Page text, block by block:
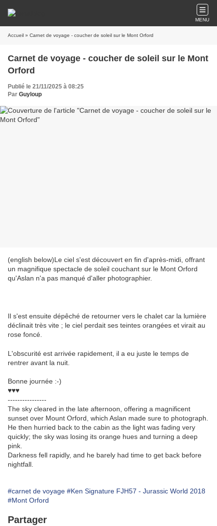
MENU
Accueil » Carnet de voyage - coucher de soleil sur le Mont Orford
Carnet de voyage - coucher de soleil sur le Mont
Orford
Publié le 21/11/2025 à 08:25
Par Guyloup
(english below)Le ciel s'est découvert en fin d'après-midi, offrant
un magnifique spectacle de soleil couchant sur le Mont Orford
qu'Aslan n'a pas manqué d'aller photographier.
Il s'est ensuite dépêché de retourner vers le chalet car la lumière
déclinait très vite ; le ciel perdait ses teintes orangées et virait au
rose foncé.
L'obscurité est arrivée rapidement, il a eu juste le temps de
rentrer avant la nuit.
Bonne journée :-)
♥♥♥
----------------
The sky cleared in the late afternoon, offering a magnificent
sunset over Mount Orford, which Aslan made sure to photograph.
He then hurried back to the cabin as the light was fading very
quickly; the sky was losing its orange hues and turning a deep
pink.
Darkness fell rapidly, and he barely had time to get back before
nightfall.
#carnet de voyage #Ken Signature FJH57 - Jurassic World 2018
#Mont Orford
Partager